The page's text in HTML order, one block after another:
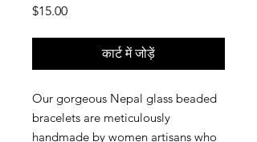
$15.00मूल्य
कार्ट में जोड़ें
Our gorgeous Nepal glass beaded
bracelets are meticulously
handmade by women artisans who